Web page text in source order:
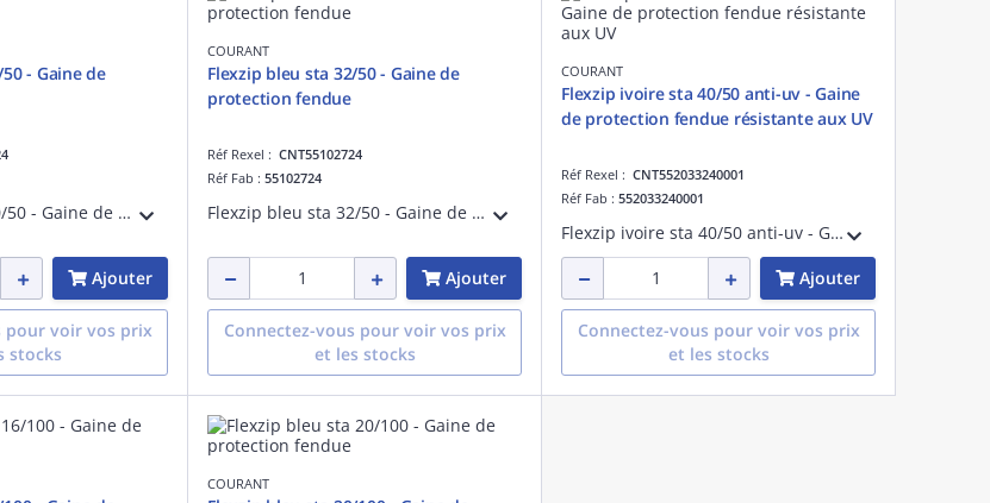
- Gaine de
Flexzip bleu sta 40/50 - Gaine de protection fendue - Pose en montage apparent à l'intérieur des bâtiments - Non propagateur de la flamme - Fabriqué en France
Ajouter
pour voir vos prix
stocks
COURANT
Flexzip bleu sta 32/50 - Gaine de
protection fendue
Réf Rexel : CNT55102724
Réf Fab : 55102724
Flexzip bleu sta 32/50 - Gaine de protection fendue - Pose en montage apparent à l'intérieur des bâtiments - Non propagateur de la flamme - Fabriqué en France
Ajouter
Connectez-vous pour voir vos prix
et les stocks
COURANT
Flexzip ivoire sta 40/50 anti-uv - Gaine
de protection fendue résistante aux UV
Réf Rexel : CNT552033240001
Réf Fab : 552033240001
Flexzip ivoire sta 40/50 anti-uv - Gaine de protection fendue résistante aux UV - Pose en montage apparent à l'extérieur des bâtiments - Non propagateur de la flamme - Fabriqué en France
Ajouter
Connectez-vous pour voir vos prix
et les stocks
COURANT